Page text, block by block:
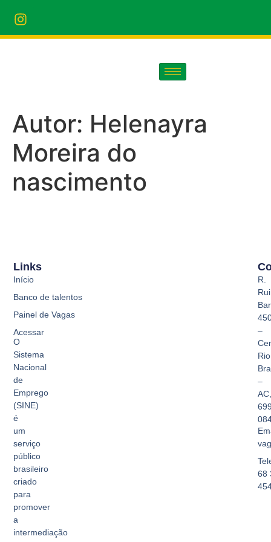
Autor: Helenayra
Moreira do
nascimento
O
Sistema
Nacional
de
Emprego
(SINE)
é
um
serviço
público
brasileiro
criado
para
promover
a
intermediação
Links
Início
Banco de talentos
Painel de Vagas
Acessar
R.
Rui
–
Rio
–
AC,
68